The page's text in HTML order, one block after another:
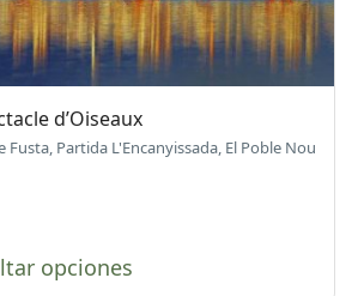
d’Oiseaux
Fusta, Partida L'Encanyissada, El Poble Nou
opciones